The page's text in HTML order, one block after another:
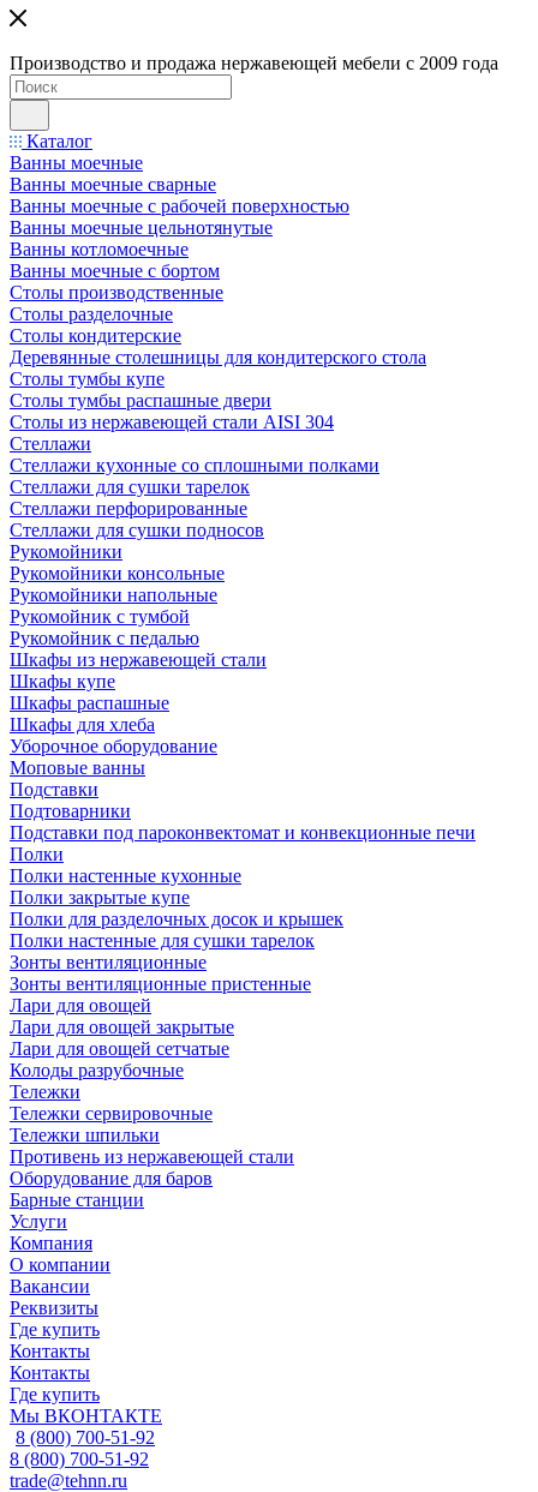
Производство и продажа нержавеющей мебели с 2009 года
Каталог
Ванны моечные
Ванны моечные сварные
Ванны моечные с рабочей поверхностью
Ванны моечные цельнотянутые
Ванны котломоечные
Ванны моечные с бортом
Столы производственные
Столы разделочные
Столы кондитерские
Деревянные столешницы для кондитерского стола
Столы тумбы купе
Столы тумбы распашные двери
Столы из нержавеющей стали AISI 304
Стеллажи
Стеллажи кухонные со сплошными полками
Стеллажи для сушки тарелок
Стеллажи перфорированные
Стеллажи для сушки подносов
Рукомойники
Рукомойники консольные
Рукомойники напольные
Рукомойник с тумбой
Рукомойник с педалью
Шкафы из нержавеющей стали
Шкафы купе
Шкафы распашные
Шкафы для хлеба
Уборочное оборудование
Моповые ванны
Подставки
Подтоварники
Подставки под пароконвектомат и конвекционные печи
Полки
Полки настенные кухонные
Полки закрытые купе
Полки для разделочных досок и крышек
Полки настенные для сушки тарелок
Зонты вентиляционные
Зонты вентиляционные пристенные
Лари для овощей
Лари для овощей закрытые
Лари для овощей сетчатые
Колоды разрубочные
Тележки
Тележки сервировочные
Тележки шпильки
Противень из нержавеющей стали
Оборудование для баров
Барные станции
Услуги
Компания
О компании
Вакансии
Реквизиты
Где купить
Контакты
Контакты
Где купить
Мы ВКОНТАКТЕ
8 (800) 700-51-92
8 (800) 700-51-92
trade@tehnn.ru